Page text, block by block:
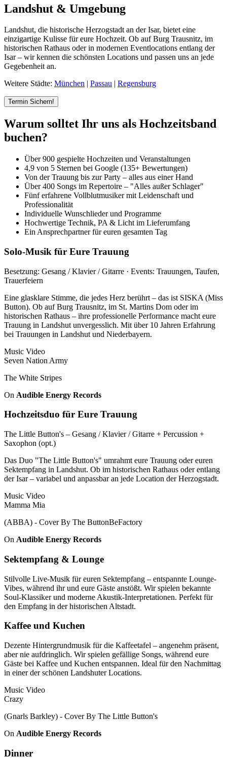
Landshut & Umgebung
Landshut, die historische Herzogstadt an der Isar, bietet eine
einzigartige Kulisse für eure Hochzeit. Ob auf Burg Trausnitz, im
historischen Rathaus oder in modernen Eventlocations entlang der
Isar – wir kennen die schönsten Locations und passen uns an jede
Gegebenheit an.
Weitere Städte: München | Passau | Regensburg
Termin Sichern!
Warum solltet Ihr uns als Hochzeitsband
buchen?
Über 900 gespielte Hochzeiten und Veranstaltungen
4,9 von 5 Sternen bei Google (135+ Bewertungen)
Von der Trauung bis zur Party – alles aus einer Hand
Über 400 Songs im Repertoire – "Alles außer Schlager"
Fünf erfahrene Vollblutmusiker mit Leidenschaft und
Professionalität
Individuelle Wunschlieder und Programme
Hochwertige Technik, PA & Licht im Lieferumfang
Ein Ansprechpartner für euren gesamten Tag
Solo-Musik für Eure Trauung
Besetzung: Gesang / Klavier / Gitarre · Events: Trauungen, Taufen,
Trauerfeiern
Eine glasklare Stimme, die jedes Herz berührt – das ist SISKA (Miss
Button). Ob auf Burg Trausnitz, im St. Martins Dom oder im
historischen Rathaus – ihre professionelle Performance macht eure
Trauung in Landshut unvergesslich. Mit über 10 Jahren Erfahrung
bei Trauungen in Landshut und Niederbayern.
Music Video
Seven Nation Army
The White Stripes
On Audible Energy Records
Hochzeitsduo für Eure Trauung
The Little Button's – Gesang / Klavier / Gitarre + Percussion +
Saxophon (opt.)
Das Duo "The Little Button's" umrahmt eure Trauung oder euren
Sektempfang in Landshut. Ob im historischen Rathaus oder entlang
der Isar – variabel und anpassbar an jede Location der Herzogstadt.
Music Video
Mamma Mia
(ABBA) - Cover By The ButtonBeFactory
On Audible Energy Records
Sektempfang & Lounge
Stilvolle Live-Musik für euren Sektempfang – entspannte Lounge-
Vibes, während ihr und eure Gäste anstößt. Wir spielen bekannte
Soul-Klassiker und moderne Akustik-Interpretationen. Perfekt für
den Empfang in der historischen Altstadt.
Kaffee und Kuchen
Dezente Hintergrundmusik für die Kaffeetafel – angenehm präsent,
aber nie aufdringlich. Wir spielen gefällige Songs, während eure
Gäste bei Kaffee und Kuchen entspannen. Ideal für den Nachmittag
in einer der schönen Landshuter Locations.
Music Video
Crazy
(Gnarls Barkley) - Cover By The Little Button's
On Audible Energy Records
Dinner